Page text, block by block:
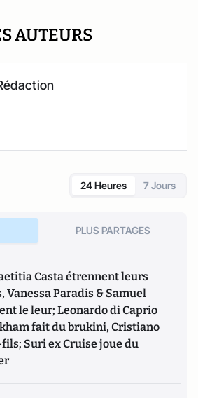
AUTEURS
24 Heures 7 Jours
PLUS PARTAGES
Casta étrennent leurs
Vanessa Paradis & Samuel
le leur; Leonardo di Caprio
fait du brukini, Cristiano
Suri ex Cruise joue du